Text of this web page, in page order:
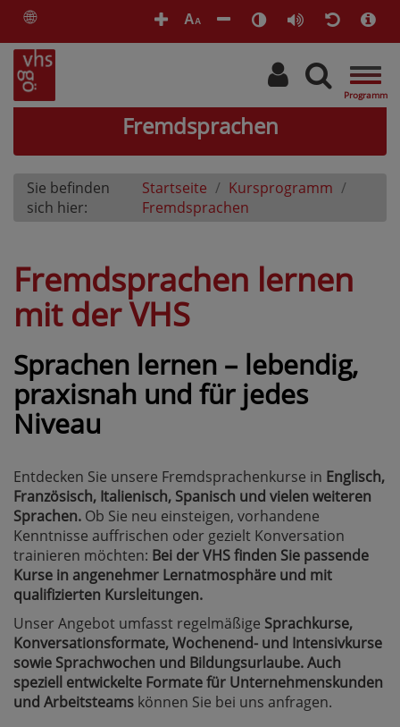
🌐 AA
Fremdsprachen
Sie befinden
sich hier:
Startseite
Kursprogramm
Fremdsprachen
Fremdsprachen lernen
mit der VHS
Sprachen lernen – lebendig,
praxisnah und für jedes
Niveau
Entdecken Sie unsere Fremdsprachenkurse in Englisch,
Französisch, Italienisch, Spanisch und vielen weiteren
Sprachen. Ob Sie neu einsteigen, vorhandene
Kenntnisse auffrischen oder gezielt Konversation
trainieren möchten: Bei der VHS finden Sie passende
Kurse in angenehmer Lernatmosphäre und mit
qualifizierten Kursleitungen.
Unser Angebot umfasst regelmäßige Sprachkurse,
Konversationsformate, Wochenend- und Intensivkurse
sowie Sprachwochen und Bildungsurlaube. Auch
speziell entwickelte Formate für Unternehmenskunden
und Arbeitsteams können Sie bei uns anfragen.